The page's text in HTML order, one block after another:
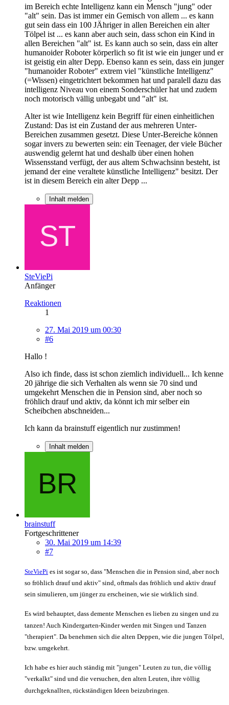
im Bereich echte Intelligenz kann ein Mensch "jung" oder
"alt" sein. Das ist immer ein Gemisch von allem ... es kann
gut sein dass ein 100 JÄhriger in allen Bereichen ein alter
Tölpel ist ... es kann aber auch sein, dass schon ein Kind in
allen Bereichen "alt" ist. Es kann auch so sein, dass ein alter
humanoider Roboter körperlich so fit ist wie ein junger und er
ist geistig ein alter Depp. Ebenso kann es sein, dass ein junger
"humanoider Roboter" extrem viel "künstliche Intelligenz"
(=Wissen) eingetrichtert bekommen hat und paralell dazu das
intelligenz Niveau von einem Sonderschüler hat und zudem
noch motorisch vällig unbegabt und "alt" ist.
Alter ist wie Intelligenz kein Begriff für einen einheitlichen
Zustand: Das ist ein Zustand der aus mehreren Unter-
Bereichen zusammen gesetzt. Diese Unter-Bereiche können
sogar invers zu bewerten sein: ein Teenager, der viele Bücher
auswendig gelernt hat und deshalb über einen hohen
Wissensstand verfügt, der aus altem Schwachsinn besteht, ist
jemand der eine veraltete künstliche Intelligenz" besitzt. Der
ist in diesem Bereich ein alter Depp ...
Inhalt melden
SteViePi
Anfänger
Reaktionen
1
27. Mai 2019 um 00:30
#6
Hallo !
Also ich finde, dass ist schon ziemlich individuell... Ich kenne
20 jährige die sich Verhalten als wenn sie 70 sind und
umgekehrt Menschen die in Pension sind, aber noch so
fröhlich drauf und aktiv, da könnt ich mir selber ein
Scheibchen abschneiden...
Ich kann da brainstuff eigentlich nur zustimmen!
Inhalt melden
brainstuff
Fortgeschrittener
30. Mai 2019 um 14:39
#7
SteViePi es ist sogar so, dass "Menschen die in Pension sind, aber noch
so fröhlich drauf und aktiv" sind, oftmals das fröhlich und aktiv drauf
sein simulieren, um jünger zu erscheinen, wie sie wirklich sind.
Es wird behauptet, dass demente Menschen es lieben zu singen und zu
tanzen! Auch Kindergarten-Kinder werden mit Singen und Tanzen
"therapiert". Da benehmen sich die alten Deppen, wie die jungen Tölpel,
bzw. umgekehrt.
Ich habe es hier auch ständig mit "jungen" Leuten zu tun, die völlig
"verkalkt" sind und die versuchen, den alten Leuten, ihre völlig
durchgeknallten, rückständigen Ideen beizubringen.